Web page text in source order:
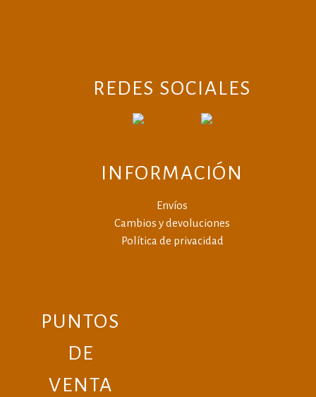
REDES SOCIALES
INFORMACIÓN
Envíos
Cambios y devoluciones
Política de privacidad
PUNTOS
DE
VENTA